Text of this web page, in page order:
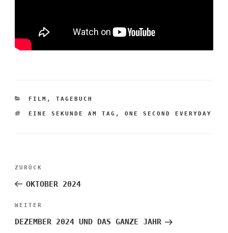
KATEGORIEN
FILM ,TAGEBUCH
SCHLAGWÖRTER
EINE SEKUNDE AM TAG ,ONE SECOND EVERYDAY
Beitragsnavigation
Vorheriger
Beitrag
ZURÜCK
OKTOBER 2024
Nächster
Beitrag
WEITER
DEZEMBER 2024 UND DAS GANZE JAHR